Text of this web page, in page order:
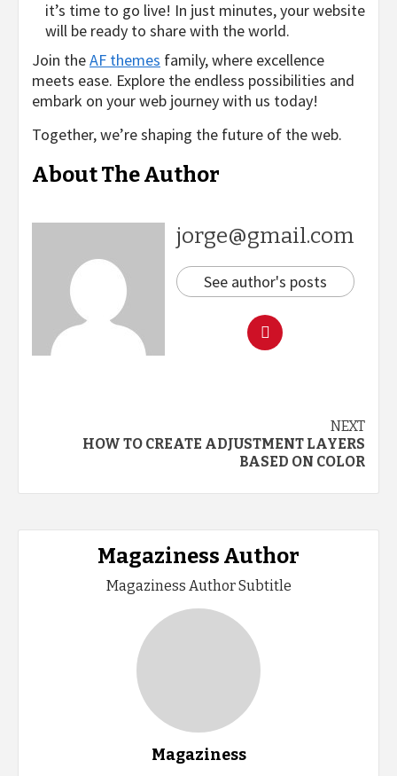
it’s time to go live! In just minutes, your website
will be ready to share with the world.
Join theAF themes family, where excellence
meets ease. Explore the endless possibilities and
embark on your web journey with us today!
Together, we’re shaping the future of the web.
About The Author
jorge@gmail.com
See author's posts
Continue
NEXT
HOW TO CREATE ADJUSTMENT LAYERS
BASED ON COLOR
Magaziness Author
Magaziness Author Subtitle
Magaziness